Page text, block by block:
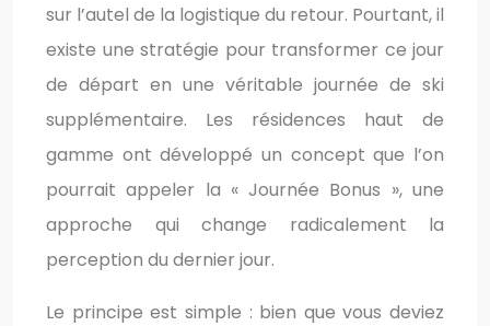
sur l’autel de la logistique du retour. Pourtant, il
existe une stratégie pour transformer ce jour
de départ en une véritable journée de ski
supplémentaire. Les résidences haut de
gamme ont développé un concept que l’on
pourrait appeler la « Journée Bonus », une
approche qui change radicalement la
perception du dernier jour.
Le principe est simple : bien que vous deviez